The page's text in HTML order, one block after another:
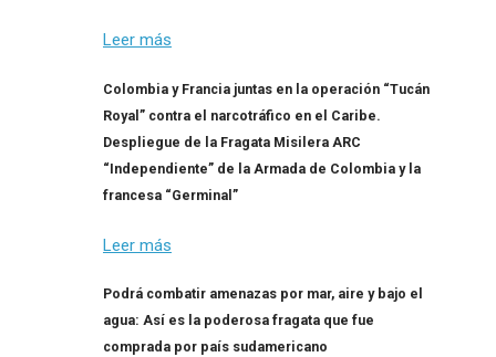
Leer más
Colombia y Francia juntas en la operación “Tucán
Royal” contra el narcotráfico en el Caribe.
Despliegue de la Fragata Misilera ARC
“Independiente” de la Armada de Colombia y la
francesa “Germinal”
Leer más
Podrá combatir amenazas por mar, aire y bajo el
agua: Así es la poderosa fragata que fue
comprada por país sudamericano